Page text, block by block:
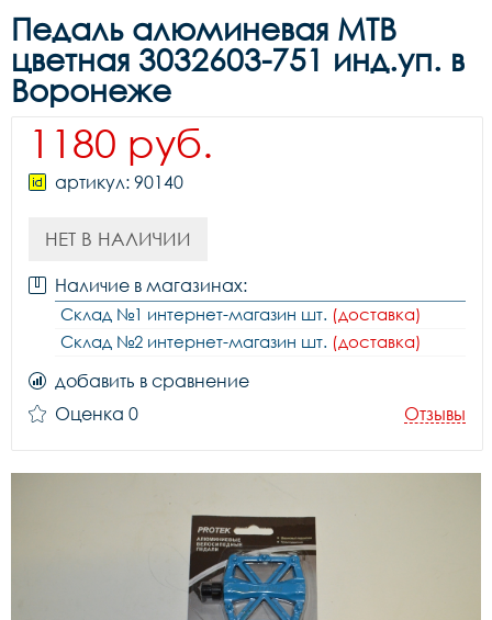
Педаль алюминевая МТВ
цветная 3032603-751 инд.уп. в
Воронеже
1180 руб.
артикул: 90140
НЕТ В НАЛИЧИИ
Наличие в магазинах:
Склад №1 интернет-магазин шт. (доставка)
Склад №2 интернет-магазин шт. (доставка)
добавить в сравнение
Оценка 0
Отзывы